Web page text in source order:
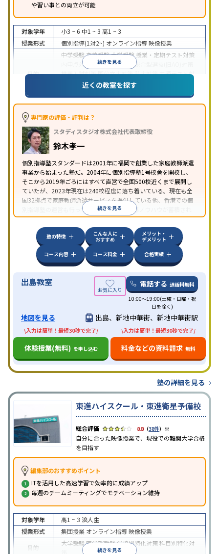
や習い事との両立が可能
続きを見る
対象学年 小3 ~ 6 中1 ~ 3 高1 ~ 3
授業形式
個別指導(1対2~) オンライン指導映像授業
目的
中学受験高校受験大学受験 授業・定期テスト対策
内申点対策
学習習慣の定着
総合型選抜(旧AO)対策
推薦入試対策国公立大対策私大対策共通テスト対
英検(英語検定)対策漢検(漢字検定)対策
特徴
中高一貫校生に対応授業の振替可能不登校生に対
応
学習にPC・タブレットを利用
科目から受講可能
り
近くの教室を探す
専門家の評価・評判は？
スタディスタジオ株式会社代表取締役
鈴木孝一
個別指導塾スタンダードは2001年に福岡で創業した家庭教師派遣
事業から始まった塾だ。2004年に個別指導塾1号校舎を開校し、
そこから2019年ごろにはすべて直営で全国500校近くまで展開し
ていたが、2023年現在は240校程度に落ち着いている。現在も全
国32拠点で家庭教師派遣サービスを提供している他、香港での個
別指導塾の運営も行っており、汎用的な指導ノウハウが蓄積され
ていることが伺える。
続きを見る
塾の特徴
こんな人に
おすすめ
メリット・
デメリット
コース内容
コース料金 合格実績
出島教室 電話する 通話料無料
10:00～19:00(土曜・日曜・祝
日を除く)
地図を見る 出島、新地中華街、新地中華街駅
\入力は簡単！最短30秒で完了/
体験授業(無料) を申し込む
\入力は簡単！最短30秒で完了/
料金などの資料請求 無料
塾の詳細を見る
東進ハイスクール・東進衛星予備校
3.8（38件） ※
自分に合った映像授業で、現役での難関大学合格
を目指す
編集部のおすすめポイント
ITを活用した高速学習で効率的に成績アップ
毎週のチームミーティングでモチベーション維持
続きを見る
対象学年 高1 ~ 3 浪人生
授業形式
集団授業 オンライン指導映像授業
目的
大学受験医学部受験学校別特化対策科目別特化対